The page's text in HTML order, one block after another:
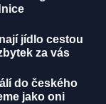
jídlo cestou
za vás
do českého
jako oni